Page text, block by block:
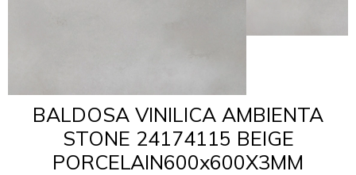
BALDOSA VINILICA AMBIENTA
STONE 24174115 BEIGE
PORCELAIN600x600X3MM